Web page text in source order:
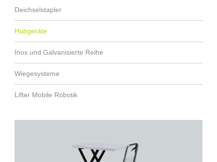
Deichselstapler
Hubgeräte
Inox und Galvanisierte Reihe
Wiegesysteme
Lifter Mobile Robotik